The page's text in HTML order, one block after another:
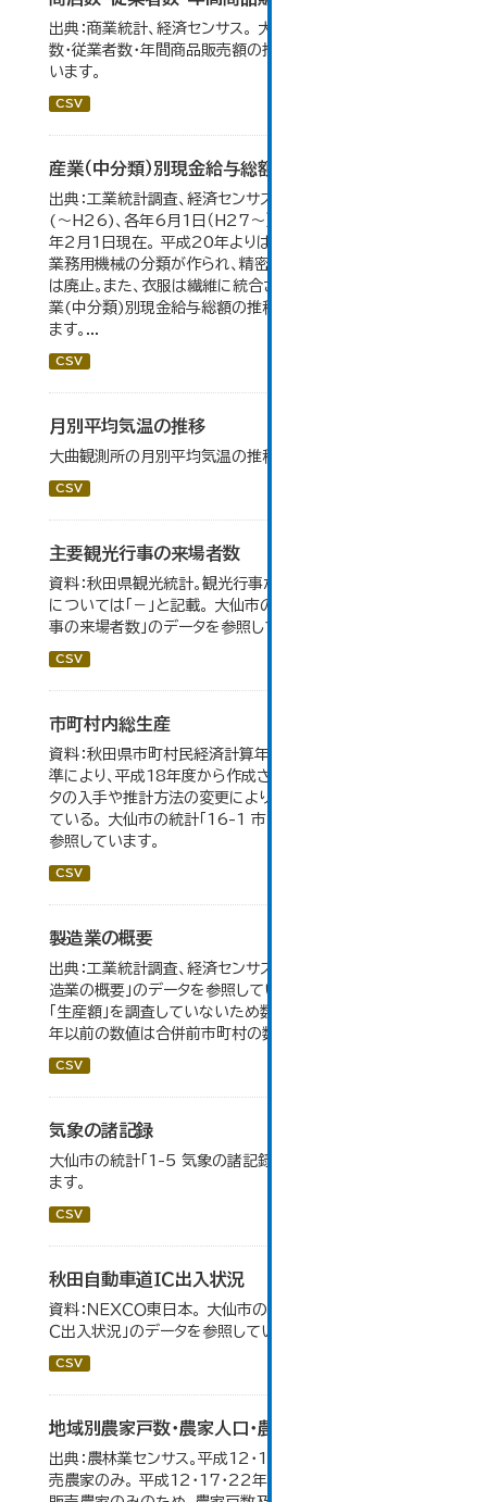
出典：商業統計、経済センサス。 大仙市の統計「6-1 商店
数・従業者数・年間商品販売額の推移」のデータを参照して
います。
CSV
産業（中分類）別現金給与総額の推移
出典：工業統計調査、経済センサス。 各年12月31日現在
(～H26)、各年6月1日（H27～）・平成23年のみ平成24
年2月1日現在。 平成20年よりはん用機械、生産用機械、
業務用機械の分類が作られ、精密機械、一般用機械の分類
は廃止。また、衣服は繊維に統合された。 大仙市の統計「産
業(中分類)別現金給与総額の推移」のデータを参照してい
ます。...
CSV
月別平均気温の推移
大曲観測所の月別平均気温の推移一覧です。
CSV
主要観光行事の来場者数
資料：秋田県観光統計。観光行事が開催されなかったもの
については「－」と記載。 大仙市の統計「15-1 主要観光行
事の来場者数」のデータを参照しています。
CSV
市町村内総生産
資料：秋田県市町村民経済計算年報。数値は平成23年基
準により、平成18年度から作成されたもので、 新たなデー
タの入手や推計方法の変更により、毎年度遡及改訂を行っ
ている。 大仙市の統計「16-1 市町村内総生産」のデータを
参照しています。
CSV
製造業の概要
出典：工業統計調査、経済センサス。 大仙市の統計「5-7 製
造業の概要」のデータを参照しています。 2007年以前は
「生産額」を調査していないため数値はありません。 2004
年以前の数値は合併前市町村の数値を合算したものです。
CSV
気象の諸記録
大仙市の統計「1-5 気象の諸記録」のデータを参照してい
ます。
CSV
秋田自動車道ＩＣ出入状況
資料：ＮＥＸＣＯ東日本。 大仙市の統計「8-1 秋田自動車道Ｉ
Ｃ出入状況」のデータを参照しています。
CSV
地域別農家戸数・農家人口・農業就業人口
出典：農林業センサス。平成12・17・22・27年数値は、販
売農家のみ。 平成12・17・22年の農業就業人口データが